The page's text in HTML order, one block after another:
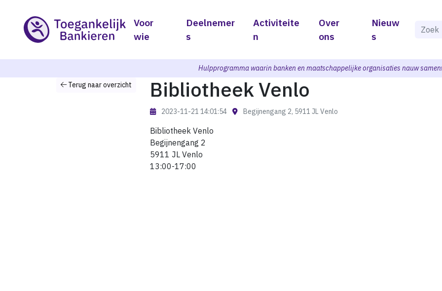
Voor
wie
Deelnemer
s
Activiteite
n
Over
ons
Nieuw
s
Als
Hulpprogramma waarin banken en maatschappelijke organisaties nauw
Terug naar overzicht
Bibliotheek Venlo
2023-11-21 14:01:54 Begijnengang 2, 5911 JL Venlo
Bibliotheek Venlo
Begijnengang 2
5911 JL Venlo
13:00-17:00